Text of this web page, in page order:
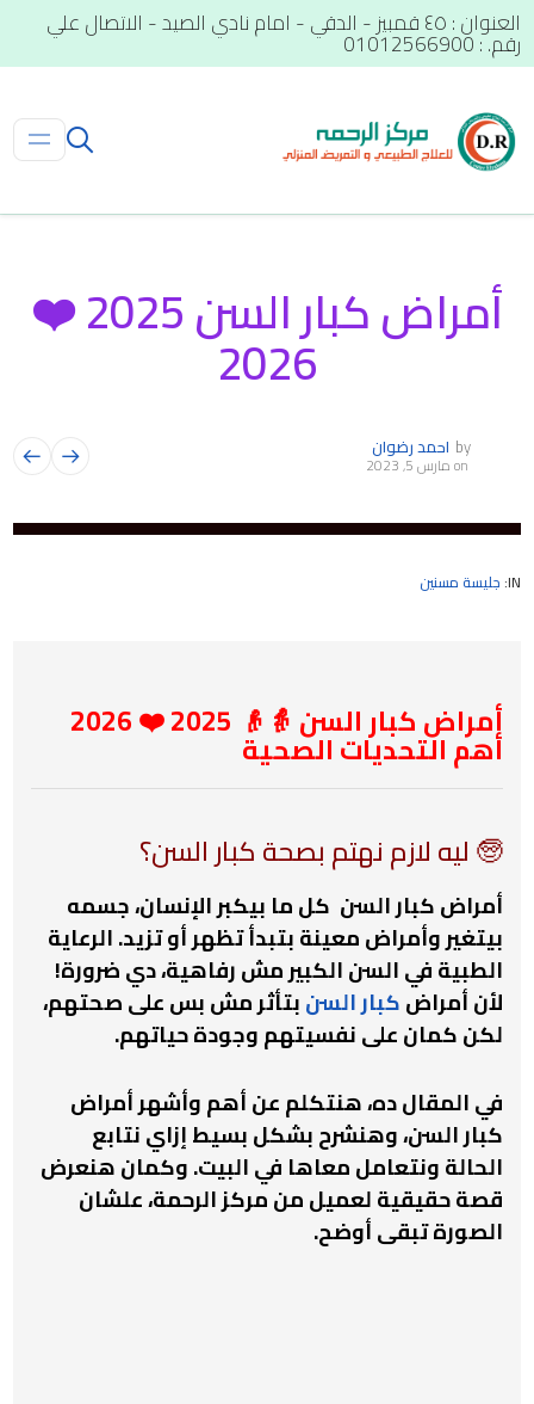
العنوان : ٤٥ قمبيز - الدقي - امام نادي الصيد - الاتصال علي
رقم. : 01012566900
أمراض كبار السن 2025 ❤️
2026
by احمد رضوان
onمارس 5, 2023
IN: جليسة مسنين
أمراض كبار السن 👵👴 2025 ❤️ 2026
أهم التحديات الصحية
🧓 ليه لازم نهتم بصحة كبار السن؟
أمراض كبار السن كل ما بيكبر الإنسان، جسمه
بيتغير وأمراض معينة بتبدأ تظهر أو تزيد. الرعاية
الطبية في السن الكبير مش رفاهية، دي ضرورة!
لأن أمراضكبار السنبتأثر مش بس على صحتهم،
لكن كمان على نفسيتهم وجودة حياتهم.
في المقال ده، هنتكلم عن أهم وأشهرأمراض
كبار السن،وهنشرح بشكل بسيط إزاي نتابع
الحالة ونتعامل معاها في البيت. وكمان هنعرض
قصة حقيقية لعميل من مركز الرحمة، علشان
الصورة تبقى أوضح.